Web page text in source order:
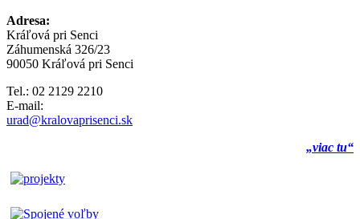
Adresa:
Kráľová pri Senci
Záhumenská 326/23
90050 Kráľová pri Senci
Tel.: 02 2129 2210
E-mail:
urad@kralovaprisenci.sk
„viac tu“